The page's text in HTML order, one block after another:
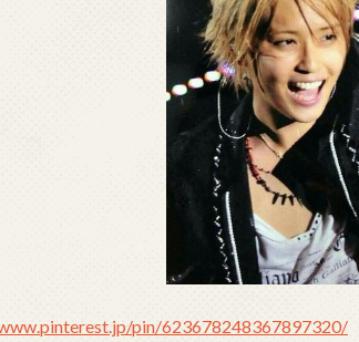
pin/623678248367897320/